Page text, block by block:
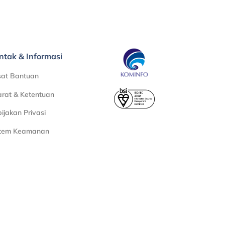
& Informasi
Bantuan
& Ketentuan
Privasi
Keamanan